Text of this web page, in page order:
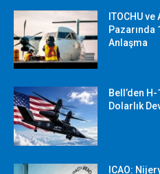
ITOCHU
Pazarında
Anlaşma
Bell’den
Dolarlık
ICAO: